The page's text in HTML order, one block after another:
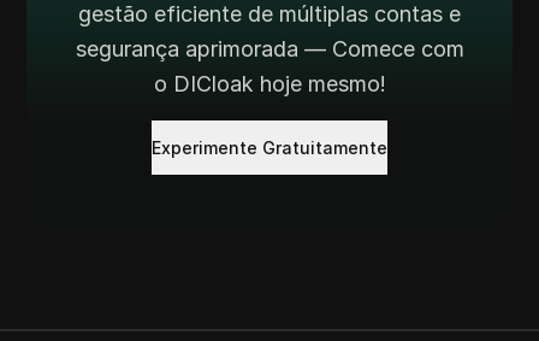
gestão eficiente de múltiplas contas e
segurança aprimorada — Comece com
o DICloak hoje mesmo!
Experimente Gratuitamente